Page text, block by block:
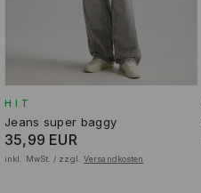
HIT
Jeans super baggy
35,99 EUR
inkl. MwSt. / zzgl. Versandkosten